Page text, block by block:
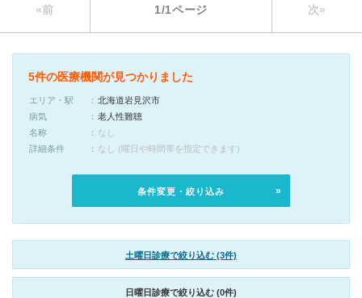
«前 1/1ページ 次»
5件の医療機関が見つかりました
エリア・駅
北海道岩見沢市
病気
老人性難聴
名称
なし
詳細条件
なし (曜日や時間帯を指定できます)
条件変更・絞り込み
土曜日診療で絞り込む (3件)
日曜日診療で絞り込む (0件)